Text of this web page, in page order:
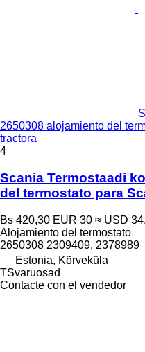
2650308 alojamiento del
tractora
4
Scania Termostaadi
del termostato para
Bs 420,30 EUR 30 ≈ USD
Alojamiento del termostato
2650308 2309409, 2378989
Estonia, Kõrveküla
TSvaruosad
Contacte con el vendedor